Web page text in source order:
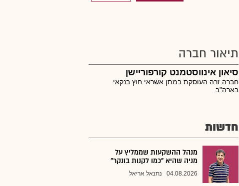
תיאור חברה
סיאון אינווסטמנט קורפוריישן
חברה זרה העוסקת במתן אשראי חוץ בנקאי
בארה"ב.
חדשות
מנהל ההשקעות שממליץ על
מניה שהיא "כמו לקנות בונקר"
04.08.2026 נתנאל אריאל